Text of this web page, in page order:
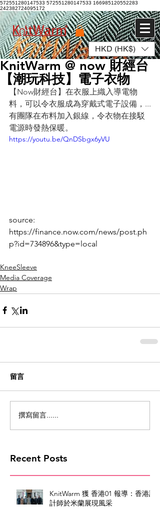
572551280147533 572551280147533 166985120552283
242382724095172
登入 HKD (HK$)
KnitWarm @ now 財經台
【潮玩科技】電子衣物
【Now財經台】在衣服上織入導電物
料，可以令衣服成為穿戴式電子設備，...
有團隊在布料加入銀線，令衣物在接駁
電源時發熱保暖。
https://youtu.be/QnDSbgx6yVU
source:
https://finance.now.com/news/post.ph
p?id=734896&type=local
KneeSleeve
Media Coverage
Wrap
留言
撰寫留言......
Recent Posts
KnitWarm 獲 香港01 報導：香港設
計師於米蘭展現風采